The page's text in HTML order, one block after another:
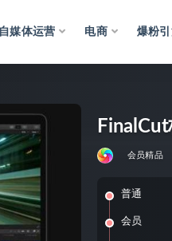
自媒体运营 电商 爆粉
会员精品
普通
会员